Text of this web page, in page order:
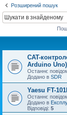
Розширений пошук
CAT-
Arduino Uno)
Останнє
Додано в SDR
Yaesu FT-
Останнє
Додано в
Відповіді: 5